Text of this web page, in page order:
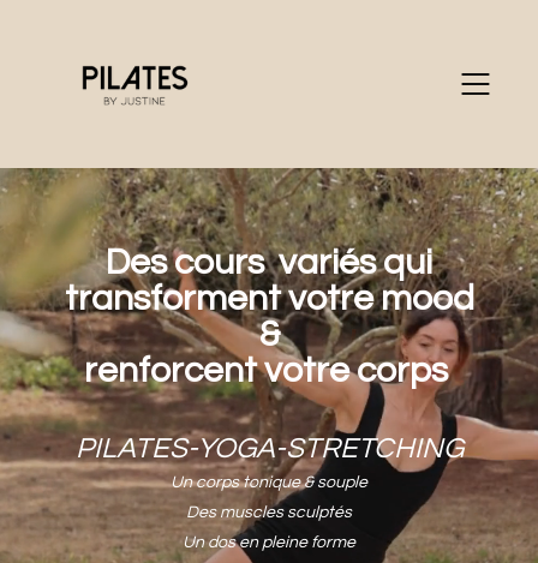
Des cours variés qui
transforment votre mood
&
renforcent votre corps
PILATES-YOGA-STRETCHING
Un corps tonique & souple
Des muscles sculptés
Un dos en pleine forme